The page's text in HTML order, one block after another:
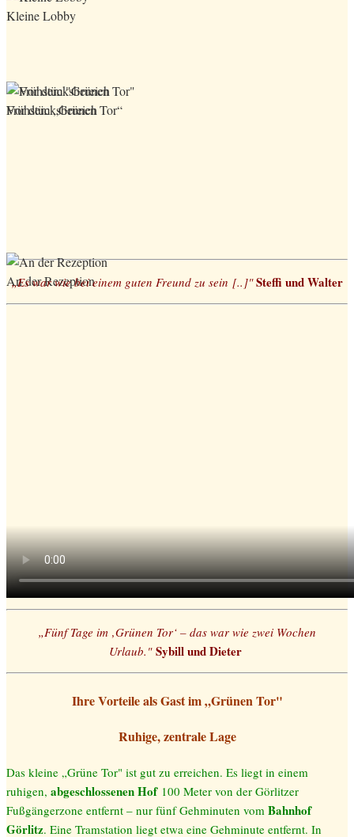
Kleine Lobby
Frühstücksbereich
Vor dem „Grünen Tor“
An der Rezeption
„Es war wie bei einem guten Freund zu sein [..]" Steffi und Walter
„Fünf Tage im ‚Grünen Tor‘ – das war wie zwei Wochen
Urlaub." Sybill und Dieter
Ihre Vorteile als Gast im „Grünen Tor"
Ruhige, zentrale Lage
Das kleine „Grüne Tor" ist gut zu erreichen. Es liegt in einem
ruhigen, abgeschlossenen Hof100 Meter von der Görlitzer
Fußgängerzone entfernt – nur fünf Gehminuten vom Bahnhof
Görlitz. Eine Tramstation liegt etwa eine Gehminute entfernt. In